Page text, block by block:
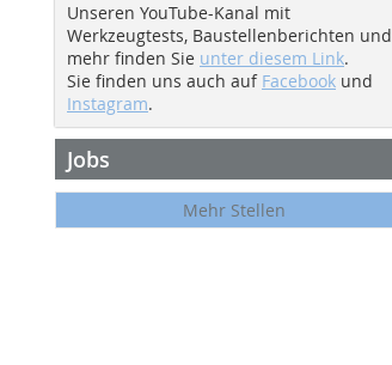
Unseren YouTube-Kanal mit
Werkzeugtests, Baustellenberichten und
mehr finden Sie unter diesem Link.
Sie finden uns auch auf Facebook und
Instagram.
Jobs
Mehr Stellen